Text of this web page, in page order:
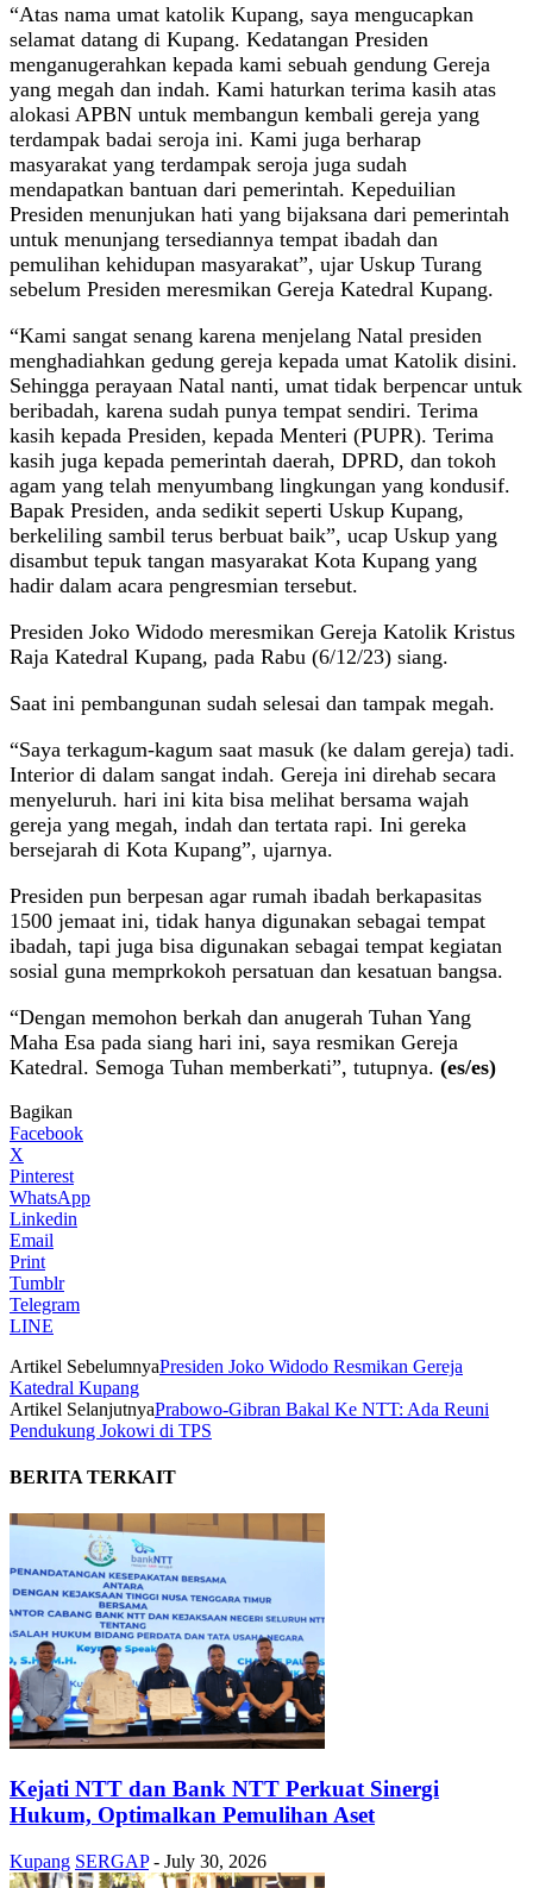
“Atas nama umat katolik Kupang, saya mengucapkan
selamat datang di Kupang. Kedatangan Presiden
menganugerahkan kepada kami sebuah gendung Gereja
yang megah dan indah. Kami haturkan terima kasih atas
alokasi APBN untuk membangun kembali gereja yang
terdampak badai seroja ini. Kami juga berharap
masyarakat yang terdampak seroja juga sudah
mendapatkan bantuan dari pemerintah. Kepeduilian
Presiden menunjukan hati yang bijaksana dari pemerintah
untuk menunjang tersediannya tempat ibadah dan
pemulihan kehidupan masyarakat”, ujar Uskup Turang
sebelum Presiden meresmikan Gereja Katedral Kupang.
“Kami sangat senang karena menjelang Natal presiden
menghadiahkan gedung gereja kepada umat Katolik disini.
Sehingga perayaan Natal nanti, umat tidak berpencar untuk
beribadah, karena sudah punya tempat sendiri. Terima
kasih kepada Presiden, kepada Menteri (PUPR). Terima
kasih juga kepada pemerintah daerah, DPRD, dan tokoh
agam yang telah menyumbang lingkungan yang kondusif.
Bapak Presiden, anda sedikit seperti Uskup Kupang,
berkeliling sambil terus berbuat baik”, ucap Uskup yang
disambut tepuk tangan masyarakat Kota Kupang yang
hadir dalam acara pengresmian tersebut.
Presiden Joko Widodo meresmikan Gereja Katolik Kristus
Raja Katedral Kupang, pada Rabu (6/12/23) siang.
Saat ini pembangunan sudah selesai dan tampak megah.
“Saya terkagum-kagum saat masuk (ke dalam gereja) tadi.
Interior di dalam sangat indah. Gereja ini direhab secara
menyeluruh. hari ini kita bisa melihat bersama wajah
gereja yang megah, indah dan tertata rapi. Ini gereka
bersejarah di Kota Kupang”, ujarnya.
Presiden pun berpesan agar rumah ibadah berkapasitas
1500 jemaat ini, tidak hanya digunakan sebagai tempat
ibadah, tapi juga bisa digunakan sebagai tempat kegiatan
sosial guna memprkokoh persatuan dan kesatuan bangsa.
“Dengan memohon berkah dan anugerah Tuhan Yang
Maha Esa pada siang hari ini, saya resmikan Gereja
Katedral. Semoga Tuhan memberkati”, tutupnya. (es/es)
Bagikan
Facebook
X
Pinterest
WhatsApp
Linkedin
Email
Print
Tumblr
Telegram
LINE
Artikel SebelumnyaPresiden Joko Widodo Resmikan Gereja
Katedral Kupang
Artikel SelanjutnyaPrabowo-Gibran Bakal Ke NTT: Ada Reuni
Pendukung Jokowi di TPS
BERITA TERKAIT
Kejati NTT dan Bank NTT Perkuat Sinergi
Hukum, Optimalkan Pemulihan Aset
Kupang SERGAP - July 30, 2026